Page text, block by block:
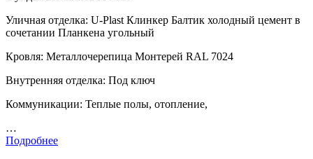
Уличная отделка: U-Plast Клинкер Балтик холодный цемент в
сочетании Планкена угольный
Кровля: Металлочерепица Монтерей RAL 7024
Внутренняя отделка: Под ключ
Коммуникации: Теплые полы, отопление,
…
Подробнее